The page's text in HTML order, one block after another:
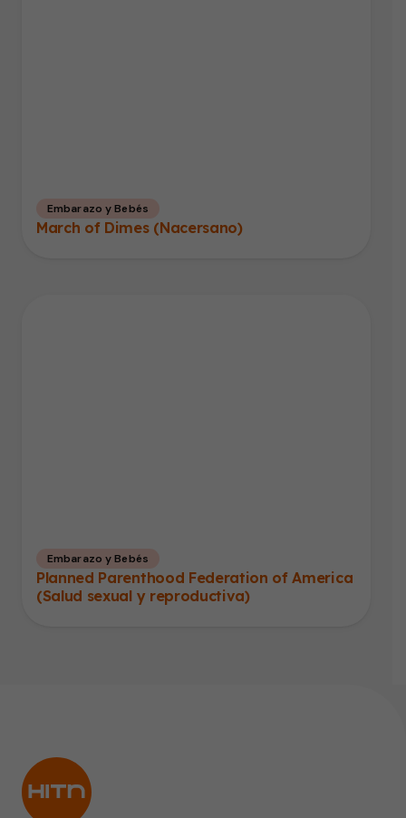
Embarazo y Bebés
March of Dimes (Nacersano)
Embarazo y Bebés
Planned Parenthood Federation of America
(Salud sexual y reproductiva)